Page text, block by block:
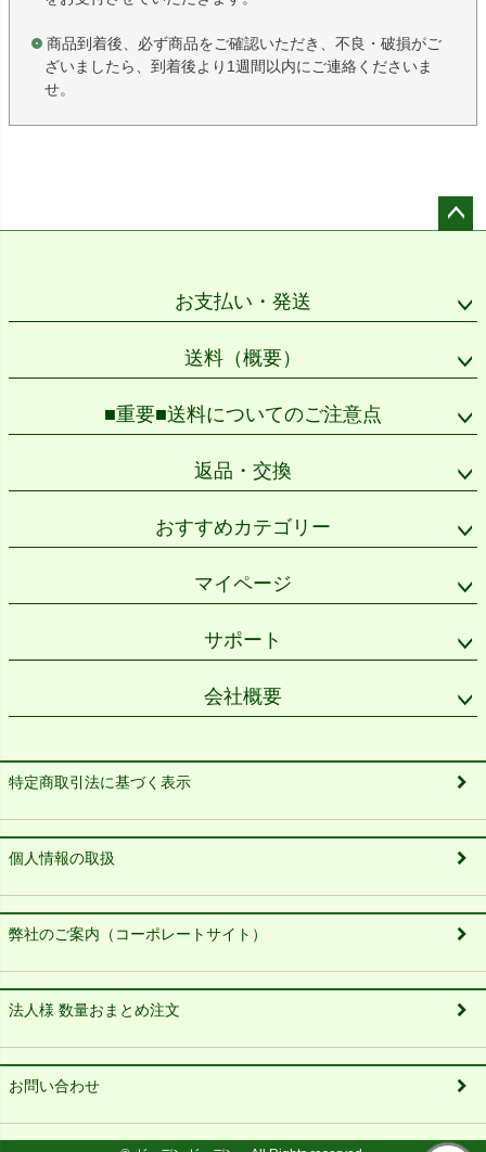
商品到着後、必ず商品をご確認いただき、不良・破損がご
ざいましたら、到着後より1週間以内にご連絡くださいま
せ。
お支払い・発送
送料（概要）
■重要■送料についてのご注意点
返品・交換
おすすめカテゴリー
マイページ
サポート
会社概要
特定商取引法に基づく表示
個人情報の取扱
弊社のご案内（コーポレートサイト）
法人様 数量おまとめ注文
お問い合わせ